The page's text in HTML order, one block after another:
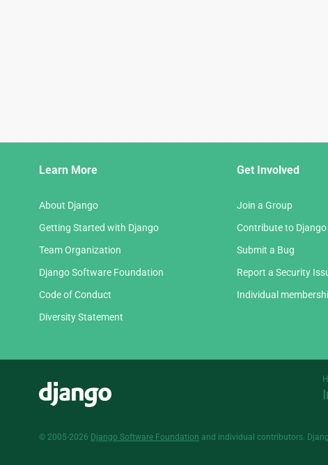
Learn More
About Django
Getting Started with Django
Team Organization
Django Software Foundation
Code of Conduct
Diversity Statement
Get Involved
Join a Group
Contribute to Django
Submit a Bug
Report a Security
Individual
© 2005-2026 Django Software Foundation and individual contributors.